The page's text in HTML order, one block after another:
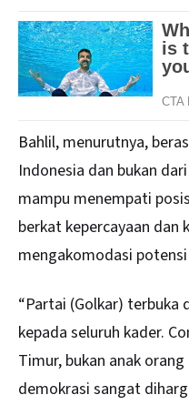
Bahlil, menurutnya,
Indonesia dan bukan
mampu menempati
berkat kepercayaan dan
mengakomodasi
“Partai (Golkar) terbuka
kepada seluruh kader.
Timur, bukan anak
demokrasi sangat